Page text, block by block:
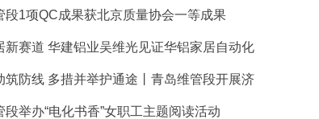
段1项QC成果获北京质量协会一等成果
新赛道 华建铝业吴维光见证华铝家居自动化
筑防线 多措并举护通途丨青岛维管段开展济
段举办“电化书香”女职工主题阅读活动